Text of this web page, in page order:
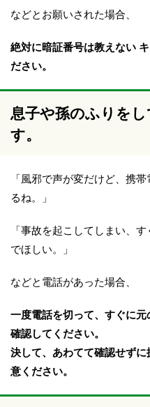
などとお願いされた場合、
絶対に暗証番号は教えない
ださい。
息子や孫のふりを
す。
「風邪で声が変だけど、携
るね。」
「事故を起こしてしまい、
でほしい。」
などと電話があった場合、
一度電話を切って、すぐに
確認してください。
決して、あわてて確認せず
意ください。